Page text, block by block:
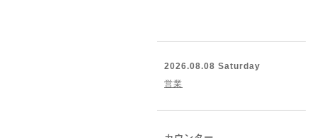
2026.08.08 Saturday
営業